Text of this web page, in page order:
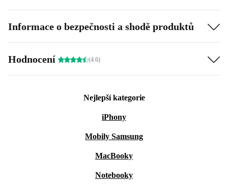
Informace o bezpečnosti a shodě produktů
Hodnocení (4.6)
Nejlepší kategorie
iPhony
Mobily Samsung
MacBooky
Notebooky